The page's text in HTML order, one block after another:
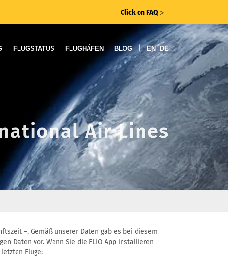
Click on FAQ ᐳ
FLUGSTATUS FLUGHÄFEN BLOG | EN DE
Air Lines
–. Gemäß unserer Daten gab es bei diesem
Daten vor. Wenn Sie die FLIO App installieren
Flüge: